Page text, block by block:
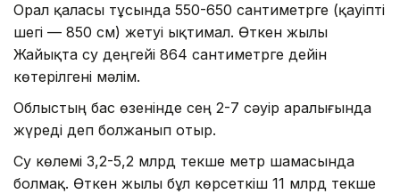
Орал қаласы тұсында 550-650 сантиметрге (қауіпті
шегі — 850 см) жетуі ықтимал. Өткен жылы
Жайықта су деңгейі 864 сантиметрге дейін
көтерілгені мәлім.
Облыстың бас өзенінде сең 2-7 сәуір аралығында
жүреді деп болжанып отыр.
Су көлемі 3,2-5,2 млрд текше метр шамасында
болмақ. Өткен жылы бұл көрсеткіш 11 млрд текше